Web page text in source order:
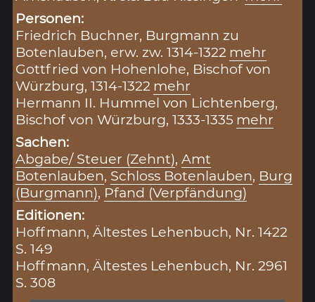
Personen:
Friedrich Buchner, Burgmann zu
Botenlauben, erw. zw. 1314-1322 mehr
Gottfried von Hohenlohe, Bischof von
Würzburg, 1314-1322 mehr
Hermann II. Hummel von Lichtenberg,
Bischof von Würzburg, 1333-1335 mehr
Sachen:
Abgabe/ Steuer (Zehnt),Amt
Botenlauben, Schloss Botenlauben, Burg
(Burgmann), Pfand (Verpfändung)
Editionen:
Hoffmann, Ältestes Lehenbuch, Nr. 1422
S. 149
Hoffmann, Ältestes Lehenbuch, Nr. 2961
S. 308